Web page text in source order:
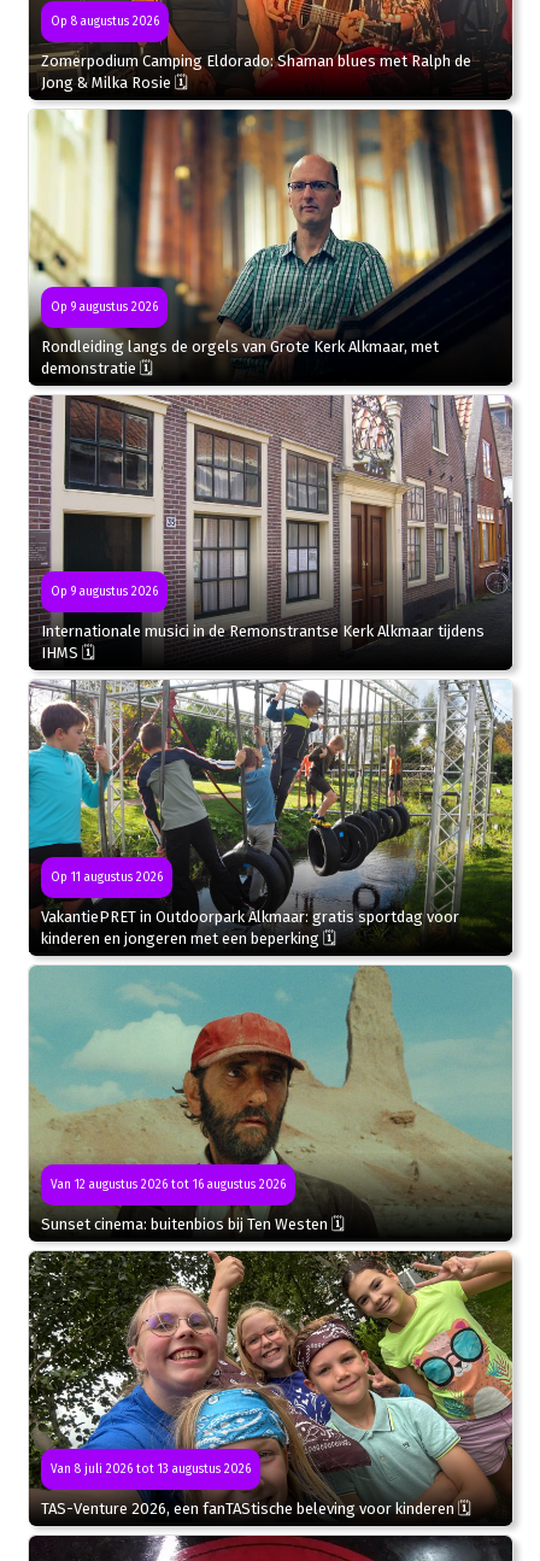
Op 8 augustus 2026
Zomerpodium Camping Eldorado: Shaman blues met Ralph de
Jong & Milka Rosie 🗓
Op 9 augustus 2026
Rondleiding langs de orgels van Grote Kerk Alkmaar, met
demonstratie 🗓
Op 9 augustus 2026
Internationale musici in de Remonstrantse Kerk Alkmaar tijdens
IHMS 🗓
Op 11 augustus 2026
VakantiePRET in Outdoorpark Alkmaar: gratis sportdag voor
kinderen en jongeren met een beperking 🗓
Van 12 augustus 2026 tot 16 augustus 2026
Sunset cinema: buitenbios bij Ten Westen 🗓
Van 8 juli 2026 tot 13 augustus 2026
TAS-Venture 2026, een fanTAStische beleving voor kinderen 🗓